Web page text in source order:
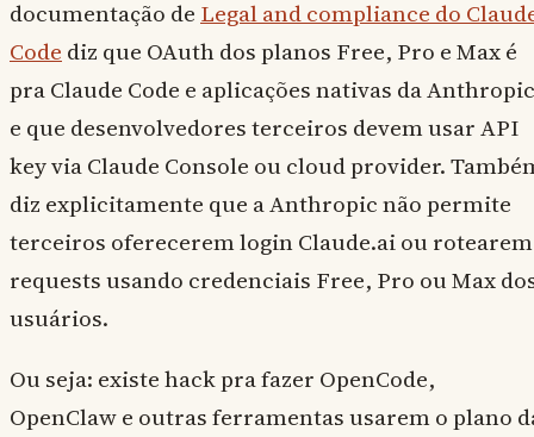
documentação de Legal and compliance do
Code diz que OAuth dos planos Free, Pro e Max é
pra Claude Code e aplicações nativas da
e que desenvolvedores terceiros devem usar API
key via Claude Console ou cloud provider.
diz explicitamente que a Anthropic não permite
terceiros oferecerem login Claude.ai ou rotearem
requests usando credenciais Free, Pro ou Max
usuários.
Ou seja: existe hack pra fazer OpenCode,
OpenClaw e outras ferramentas usarem o plano